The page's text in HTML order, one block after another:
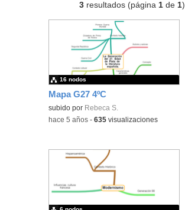
3 resultados (página1 de1)
Mapa G27 4ºC
Contenido educativo.
subido por Rebeca S.
16 nodos
-hace 5 años -635 visualizaciones